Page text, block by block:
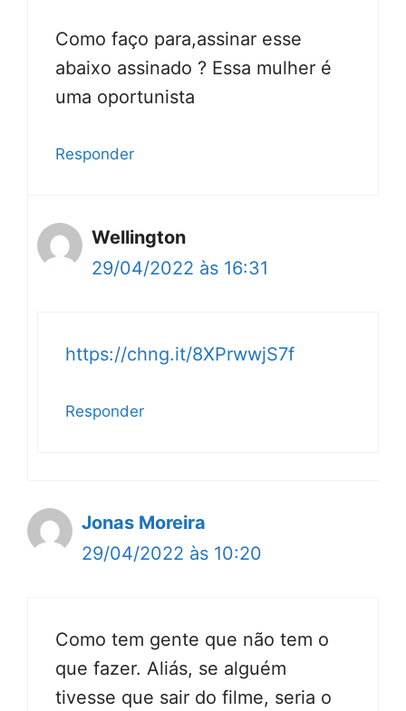
Como faço para,assinar esse
abaixo assinado ? Essa mulher é
uma oportunista
Responder
Wellington
29/04/2022 às 16:31
https://chng.it/8XPrwwjS7f
Responder
Jonas Moreira
29/04/2022 às 10:20
Como tem gente que não tem o
que fazer. Aliás, se alguém
tivesse que sair do filme, seria o